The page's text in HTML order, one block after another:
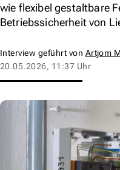
wie flexibel gestaltbare
Betriebssicherheit von
Interview geführt von Artjom
20.05.2026, 11:37 Uhr